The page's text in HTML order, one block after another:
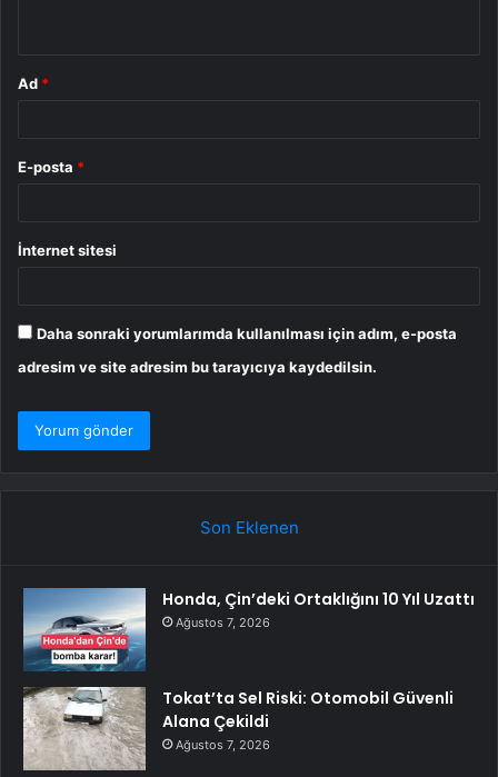
Ad *
E-posta *
İnternet sitesi
Daha sonraki yorumlarımda kullanılması için adım, e-posta
adresim ve site adresim bu tarayıcıya kaydedilsin.
Son Eklenen
Honda, Çin’deki Ortaklığını 10 Yıl Uzattı
Ağustos 7, 2026
Tokat’ta Sel Riski: Otomobil Güvenli
Alana Çekildi
Ağustos 7, 2026